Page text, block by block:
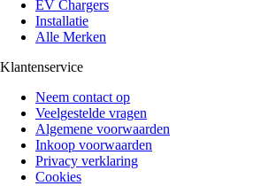
EV Chargers
Installatie
Alle Merken
Klantenservice
Neem contact op
Veelgestelde vragen
Algemene voorwaarden
Inkoop voorwaarden
Privacy verklaring
Cookies